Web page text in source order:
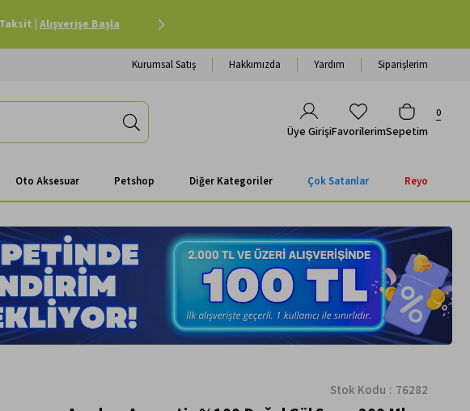
|Alışverişe Başla
Kurumsal Satış Hakkımızda Yardım Siparişlerim
Üye GirişiFavorilerimSepetim
0
Oto Aksesuar Petshop Diğer Kategoriler Çok Satanlar Reyo
Stok Kodu 76282